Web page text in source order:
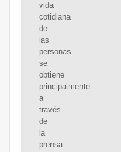
vida
cotidiana
de
las
personas
se
obtiene
principalmente
a
través
de
la
prensa